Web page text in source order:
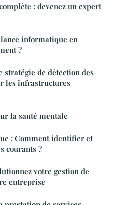
: devenez un expert
informatique en
?
stratégie de détection des
les infrastructures
la santé mentale
: Comment identifier et
courants ?
votre gestion de
entreprise